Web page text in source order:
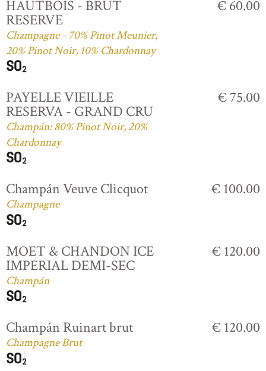
HAUTBOIS - BRUT
RESERVE
Champagne - 70% Pinot Meunier,
20% Pinot Noir, 10% Chardonnay
€ 60.00
PAYELLE VIEILLE
RESERVA - GRAND CRU
Champán: 80% Pinot Noir, 20%
Chardonnay
€ 75.00
Champán Veuve Clicquot
Champagne
€ 100.00
MOET & CHANDON ICE
IMPERIAL DEMI-SEC
Champán
€ 120.00
Champán Ruinart brut
Champagne Brut
€ 120.00